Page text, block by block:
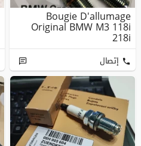
Bougie D'allumage
Original BMW M3 118i
218i
إتصال